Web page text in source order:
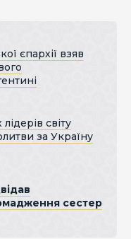
єпархії взяв
світу
за Україну
сестер